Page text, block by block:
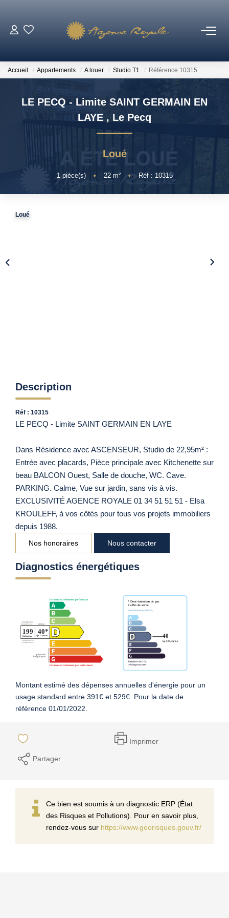
LOCATIONS
NOTRE AGENCE
Accueil Appartements A louer Studio T1 Référence 10315
LE PECQ - Limite SAINT GERMAIN EN
LAYE , Le Pecq
Loué
1 pièce(s) • 22m² • Réf : 10315
Loué
Description
Réf : 10315
LE PECQ - Limite SAINT GERMAIN EN LAYE
Dans Résidence avec ASCENSEUR, Studio de 22,95m² :
Entrée avec placards, Pièce principale avec Kitchenette sur
beau BALCON Ouest, Salle de douche, WC. Cave.
PARKING. Calme, Vue sur jardin, sans vis à vis.
EXCLUSIVITÉ AGENCE ROYALE 01 34 51 51 51 - Elsa
KROULEFF, à vos côtés pour tous vos projets immobiliers
depuis 1988.
Nos honoraires Nous contacter
Diagnostics énergétiques
Montant estimé des dépenses annuelles d'énergie pour un
usage standard entre 391€ et 529€. Pour la date de
référence 01/01/2022.
Imprimer
Partager
Ce bien est soumis à un diagnostic ERP (État
des Risques et Pollutions). Pour en savoir plus,
rendez-vous sur https://www.georisques.gouv.fr/